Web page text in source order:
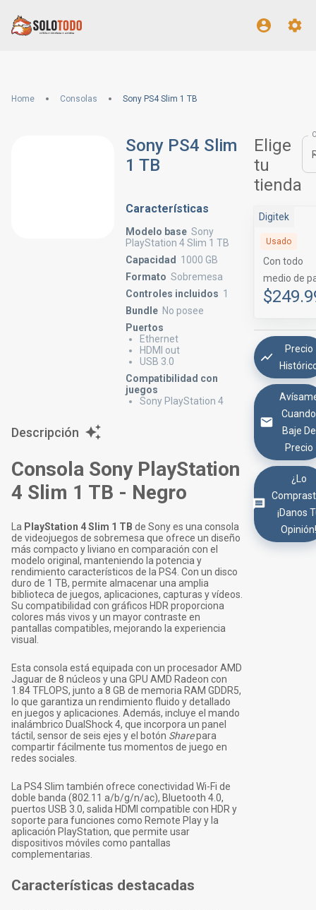
Home Consolas Sony PS4 Slim 1 TB
Sony PS4 Slim
1 TB
Características
Modelo base Sony
PlayStation 4 Slim 1 TB
Capacidad
1000 GB
Formato Sobremesa
Controles incluidos 1
Bundle No posee
Puertos
Ethernet
HDMI out
USB 3.0
Compatibilidad con
juegos
Sony PlayStation 4
Elige
tu
tienda
Digitek
Usado
Con todo
medio de
Precio
Cuando
Baje De
Precio
¿Lo
¡Danos
Descripción
Consola Sony PlayStation
4 Slim 1 TB - Negro
La PlayStation 4 Slim 1 TB de Sony es una consola
de videojuegos de sobremesa que ofrece un diseño
más compacto y liviano en comparación con el
modelo original, manteniendo la potencia y
rendimiento característicos de la PS4. Con un disco
duro de 1 TB, permite almacenar una amplia
biblioteca de juegos, aplicaciones, capturas y vídeos.
Su compatibilidad con gráficos HDR proporciona
colores más vivos y un mayor contraste en
pantallas compatibles, mejorando la experiencia
visual.
Esta consola está equipada con un procesador AMD
Jaguar de 8 núcleos y una GPU AMD Radeon con
1.84 TFLOPS, junto a 8 GB de memoria RAM GDDR5,
lo que garantiza un rendimiento fluido y detallado
en juegos y aplicaciones. Además, incluye el mando
inalámbrico DualShock 4, que incorpora un panel
táctil, sensor de seis ejes y el botón Sharepara
compartir fácilmente tus momentos de juego en
redes sociales.
La PS4 Slim también ofrece conectividad Wi-Fi de
doble banda (802.11 a/b/g/n/ac), Bluetooth 4.0,
puertos USB 3.0, salida HDMI compatible con HDR y
soporte para funciones como Remote Play y la
aplicación PlayStation, que permite usar
dispositivos móviles como pantallas
complementarias.
Características destacadas